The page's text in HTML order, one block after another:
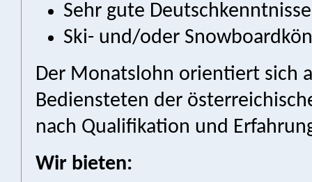
Sehr gute Deutschkenntnisse
Ski- und/oder
Der Monatslohn orientiert sich
Bediensteten der
nach Qualifikation und
Wir bieten: